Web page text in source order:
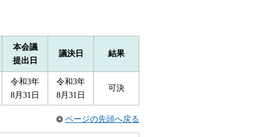
本会議
提出日
議決日 結果
令和3年
8月31日
令和3年
8月31日
可決
ページの先頭へ戻る